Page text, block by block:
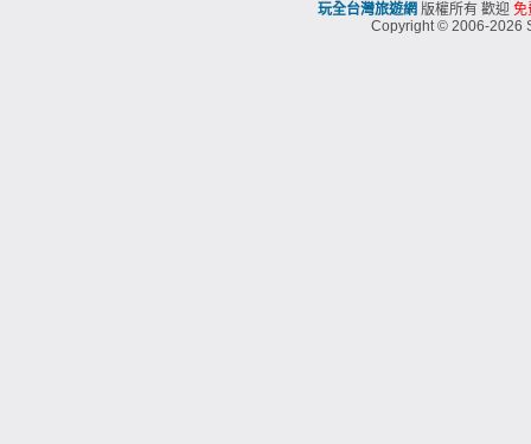
玩全台灣旅遊網 版權所有 歡迎 免
Copyright © 2006-2026